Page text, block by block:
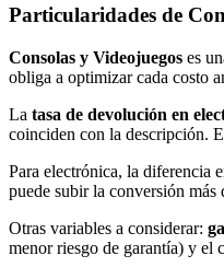
Particularidades de
Consolas y Videojuegos es
obliga a optimizar cada costo
La tasa de devolución en
coinciden con la descripción.
Para electrónica, la diferencia
puede subir la conversión
Otras variables a considerar:
menor riesgo de garantía) y el